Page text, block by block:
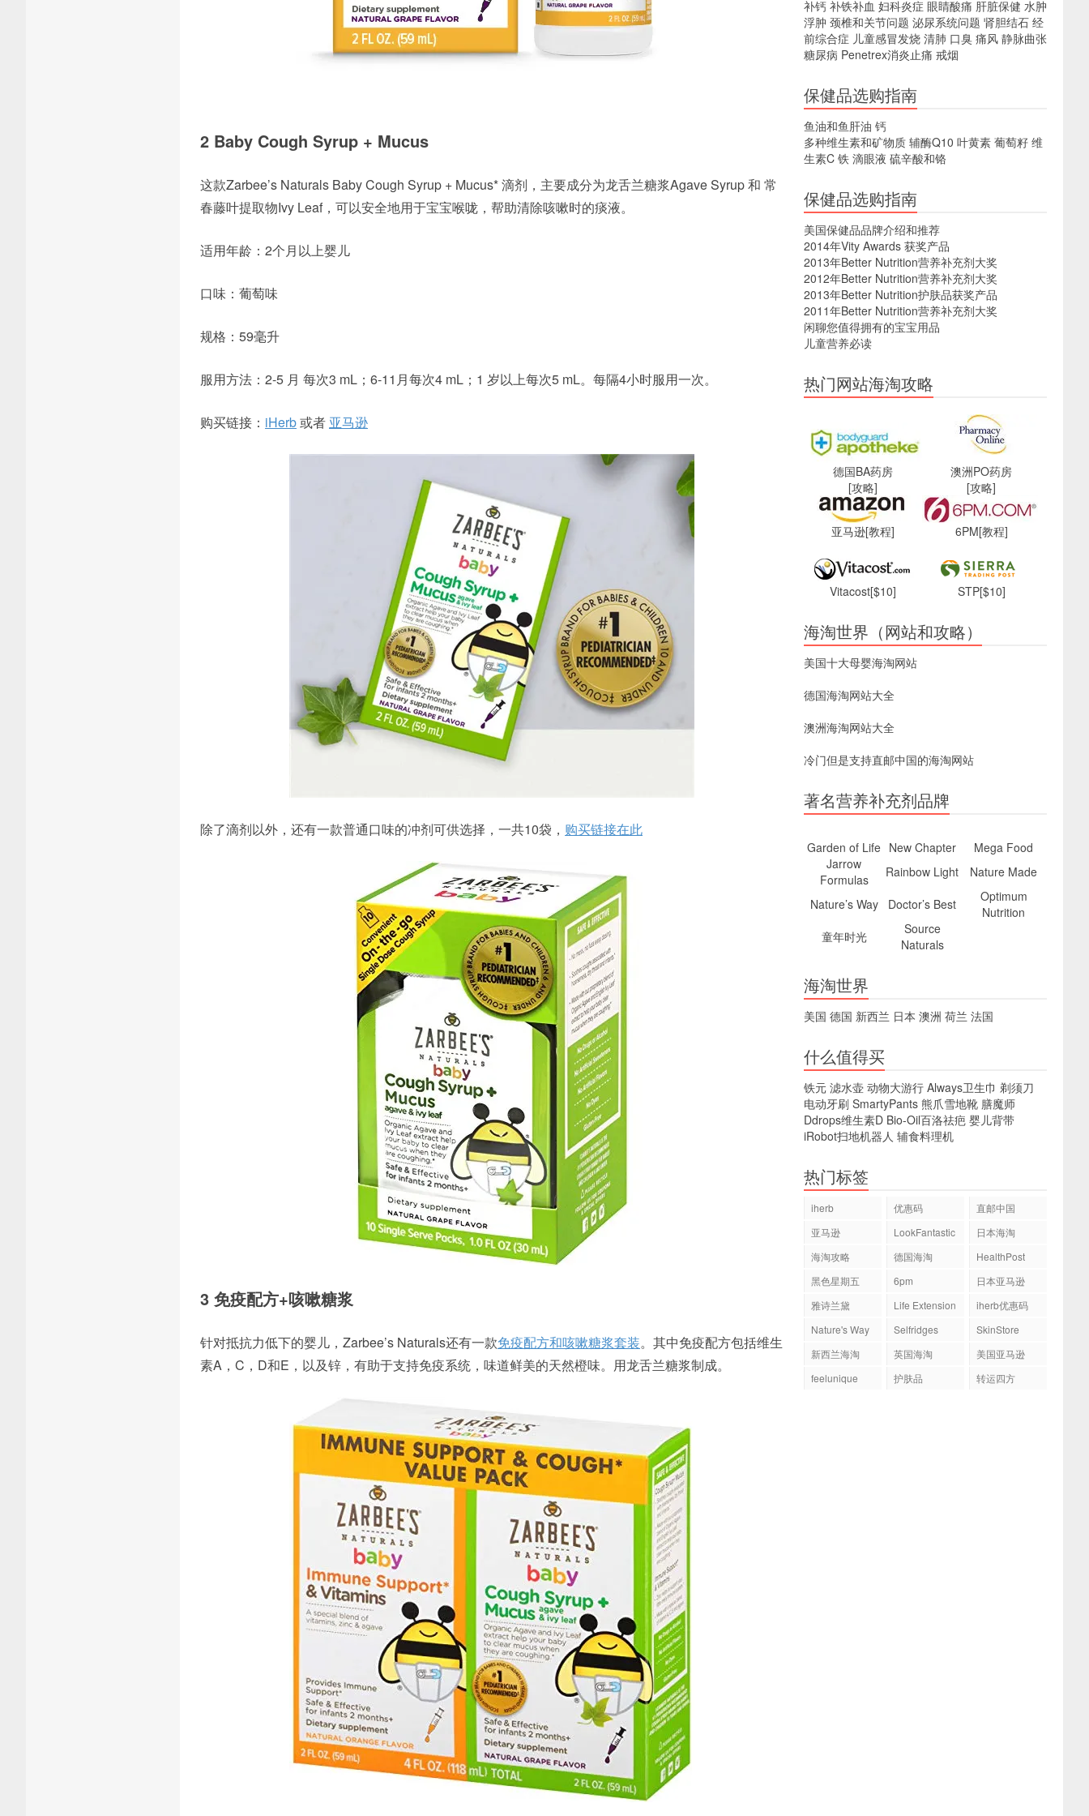
2 Baby Cough Syrup + Mucus
这款Zarbee’s Naturals Baby Cough Syrup + Mucus* 滴剂，主要成分为龙舌兰糖浆Agave Syrup 和 常
春藤叶提取物Ivy Leaf，可以安全地用于宝宝喉咙，帮助清除咳嗽时的痰液。
适用年龄：2个月以上婴儿
口味：葡萄味
规格：59毫升
服用方法：2-5 月 每次3 mL；6-11月每次4 mL；1 岁以上每次5 mL。每隔4小时服用一次。
购买链接： iHerb或者 亚马逊
除了滴剂以外，还有一款普通口味的冲剂可供选择，一共10袋， 购买链接在此
3 免疫配方+咳嗽糖浆
针对抵抗力低下的婴儿，Zarbee’s Naturals还有一款免疫配方和咳嗽糖浆套装。其中免疫配方包括维生
素A，C，D和E，以及锌，有助于支持免疫系统，味道鲜美的天然橙味。用龙舌兰糖浆制成。
补钙 补铁补血 妇科炎症 眼睛酸痛 肝脏保健 水肿
浮肿 颈椎和关节问题 泌尿系统问题 肾胆结石 经
前综合症 儿童感冒发烧 清肺 口臭 痛风 静脉曲张
糖尿病 Penetrex消炎止痛 戒烟
保健品选购指南
鱼油和鱼肝油 钙
多种维生素和矿物质 辅酶Q10 叶黄素 葡萄籽 维
生素C 铁 滴眼液 硫辛酸和铬
保健品选购指南
美国保健品品牌介绍和推荐
2014年Vity Awards 获奖产品
2013年Better Nutrition营养补充剂大奖
2012年Better Nutrition营养补充剂大奖
2013年Better Nutrition护肤品获奖产品
2011年Better Nutrition营养补充剂大奖
闲聊您值得拥有的宝宝用品
儿童营养必读
热门网站海淘攻略
德国BA药房
[攻略]
澳洲PO药房
[攻略]
亚马逊[教程] 6PM[教程]
Vitacost[$10] STP[$10]
海淘世界（网站和攻略）
美国十大母婴海淘网站
德国海淘网站大全
澳洲海淘网站大全
冷门但是支持直邮中国的海淘网站
著名营养补充剂品牌
Garden of Life New Chapter
Mega Food
Jarrow
Formulas
Rainbow Light
Nature Made
Nature’s Way
Doctor’s Best
Optimum
Nutrition
童年时光
Source
Naturals
海淘世界
美国 德国 新西兰 日本 澳洲 荷兰 法国
什么值得买
铁元 滤水壶 动物大游行 Always卫生巾 剃须刀
电动牙刷 SmartyPants 熊爪雪地靴 膳魔师
Ddrops维生素D Bio-Oil百洛祛疤 婴儿背带
iRobot扫地机器人 辅食料理机
热门标签
iherb 优惠码
直邮中国
亚马逊
LookFantastic
日本海淘
海淘攻略
德国海淘
HealthPost
黑色星期五
6pm
日本亚马逊
雅诗兰黛
Life Extension
iherb优惠码
Nature's Way
Selfridges
SkinStore
新西兰海淘
英国海淘
美国亚马逊
feelunique
护肤品 转运四方